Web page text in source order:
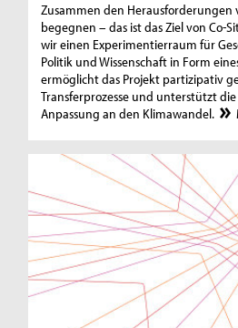
Zusammen den
begegnen – das ist das Ziel von Co-
wir einen Experimentierraum für
Politik und Wissenschaft in Form
ermöglicht das Projekt partizipativ
Transferprozesse und unterstützt
Anpassung an den Klimawandel.